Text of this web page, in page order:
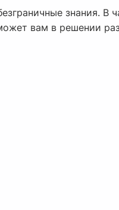
знания. В
вам в решении